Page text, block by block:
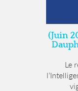
(Juin
Le